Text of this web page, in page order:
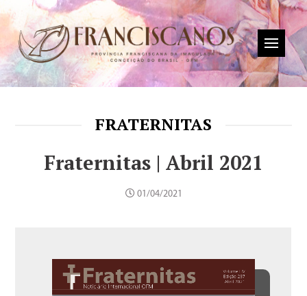
FRATERNITAS
Fraternitas | Abril 2021
01/04/2021